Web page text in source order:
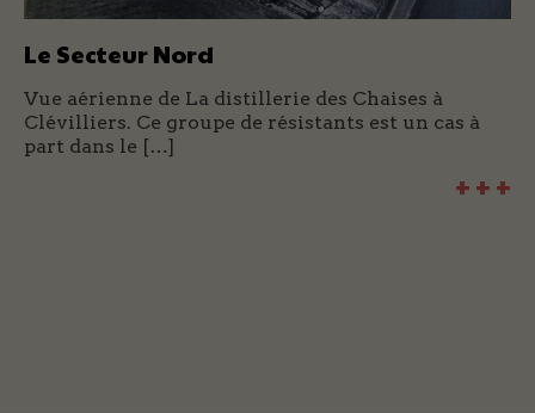
Le Secteur Nord
Vue aérienne de La distillerie des Chaises à
Clévilliers. Ce groupe de résistants est un cas à
part dans le […]
+ + +